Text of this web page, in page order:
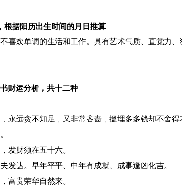
根据阳历出生时间的月日推算
喜欢单调的生活和工作。具有艺术气质、直觉力
财运分析，共十二种
远贪不知足，又非常吝啬，搵埋多多钱却不舍得
发财须在五十六。
发达。早年平平、中年有成就、成事逢凶化吉。
富贵荣华自然来。